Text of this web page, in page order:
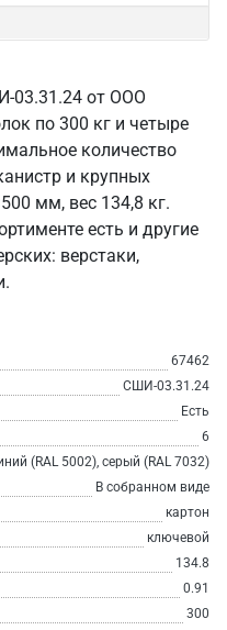
03.31.24 от ООО
по 300 кг и четыре
количество
и крупных
мм, вес 134,8 кг.
есть и другие
верстаки,
67462
СШИ-03.31.24
Есть
6
(RAL 5002), серый (RAL 7032)
В собранном виде
картон
ключевой
134.8
0.91
300